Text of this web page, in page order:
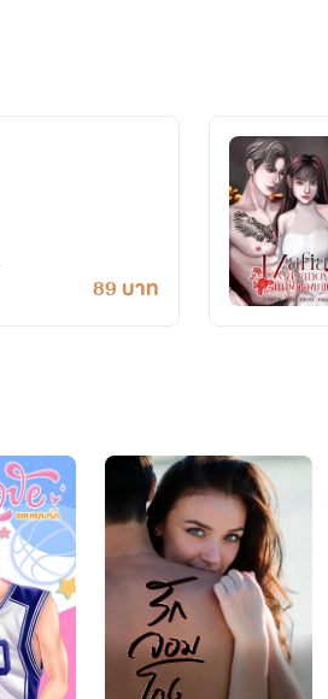
89 บาท